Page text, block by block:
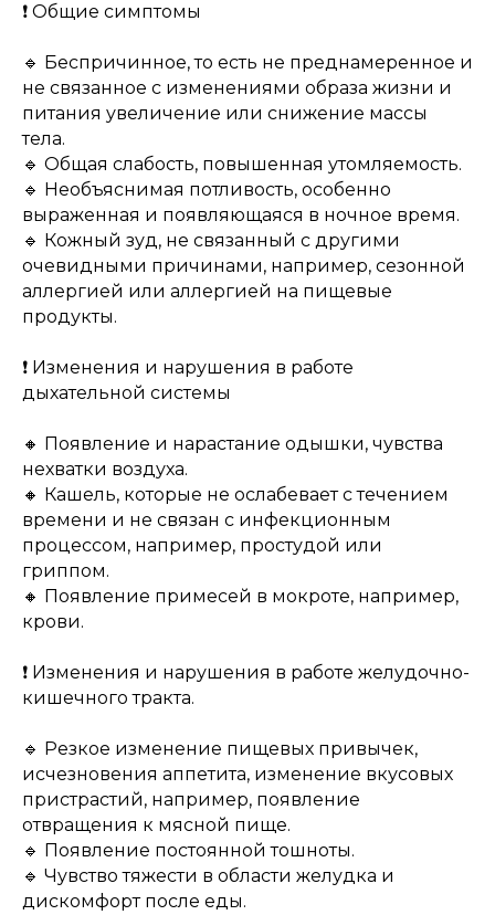
❗️ Общие симптомы
🔹 Беспричинное, то есть не преднамеренное и
не связанное с изменениями образа жизни и
питания увеличение или снижение массы
тела.
🔹 Общая слабость, повышенная утомляемость.
🔹 Необъяснимая потливость, особенно
выраженная и появляющаяся в ночное время.
🔹 Кожный зуд, не связанный с другими
очевидными причинами, например, сезонной
аллергией или аллергией на пищевые
продукты.
❗️ Изменения и нарушения в работе
дыхательной системы
🔸 Появление и нарастание одышки, чувства
нехватки воздуха.
🔸 Кашель, которые не ослабевает с течением
времени и не связан с инфекционным
процессом, например, простудой или
гриппом.
🔸 Появление примесей в мокроте, например,
крови.
❗️ Изменения и нарушения в работе желудочно-
кишечного тракта.
🔹 Резкое изменение пищевых привычек,
исчезновения аппетита, изменение вкусовых
пристрастий, например, появление
отвращения к мясной пище.
🔹 Появление постоянной тошноты.
🔹 Чувство тяжести в области желудка и
дискомфорт после еды.